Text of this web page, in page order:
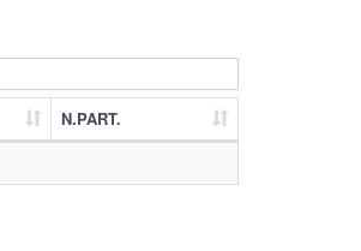
N.PART.